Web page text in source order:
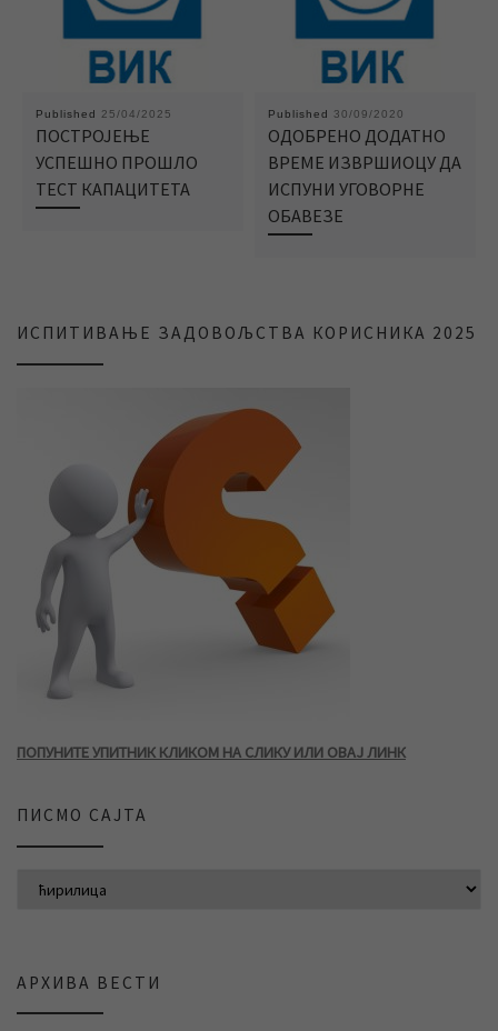
Published 25/04/2025
ПОСТРОЈЕЊЕ
УСПЕШНО ПРОШЛО
ТЕСТ КАПАЦИТЕТА
Published 30/09/2020
ОДОБРЕНО ДОДАТНО
ВРЕМЕ ИЗВРШИОЦУ ДА
ИСПУНИ УГОВОРНЕ
ОБАВЕЗЕ
ИСПИТИВАЊЕ ЗАДОВОЉСТВА КОРИСНИКА 2025
ПОПУНИТЕ УПИТНИК КЛИКОМ НА СЛИКУ ИЛИ ОВАЈ ЛИНК
ПИСМО САЈТА
АРХИВА ВЕСТИ